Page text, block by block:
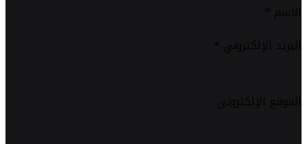
الاسم *
البريد الإلكتروني *
الموقع الإلكتروني